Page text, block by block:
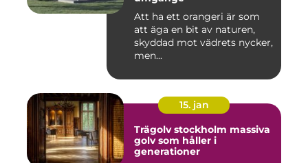
Att ha ett orangeri är som
att äga en bit av naturen,
skyddad mot vädrets nycker,
men...
15. jan
Trägolv stockholm massiva
golv som håller i
generationer